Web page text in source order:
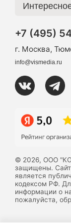
+7 (495)
г. Москва,
info@vismedia.ru
© 2026, ООО
защищены. Сайт
является
кодексом РФ.
информации о
пожалуйста,